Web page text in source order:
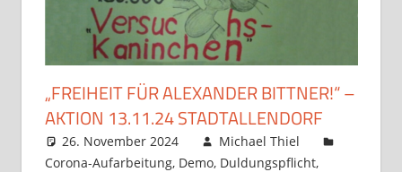
„FREIHEIT FÜR ALEXANDER BITTNER!“ –
AKTION 13.11.24 STADTALLENDORF
26. November 2024
Michael Thiel
Corona-Aufarbeitung, Demo, Duldungspflicht,